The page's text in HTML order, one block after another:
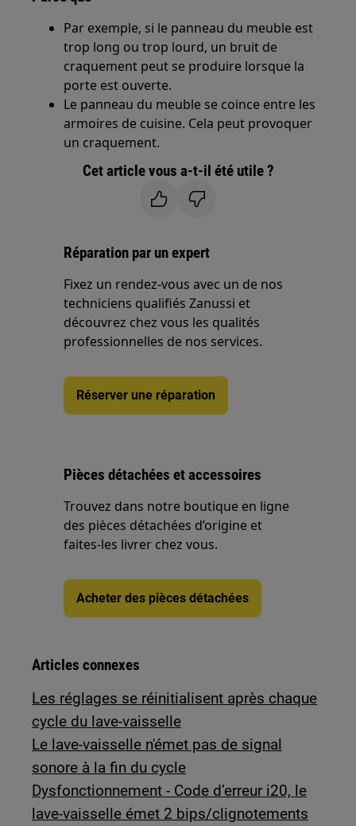
Par exemple, si le panneau du meuble est
trop long ou trop lourd, un bruit de
craquement peut se produire lorsque la
porte est ouverte.
Le panneau du meuble se coince entre les
armoires de cuisine. Cela peut provoquer
un craquement.
Cet article vous a-t-il été utile ?
Réparation par un expert
Fixez un rendez-vous avec un de nos
techniciens qualifiés Zanussi et
découvrez chez vous les qualités
professionnelles de nos services.
Réserver une réparation
Pièces détachées et accessoires
Trouvez dans notre boutique en ligne
des pièces détachées d’origine et
faites-les livrer chez vous.
Acheter des pièces détachées
Articles connexes
Les réglages se réinitialisent après chaque
cycle du lave-vaisselle
Le lave-vaisselle n'émet pas de signal
sonore à la fin du cycle
Dysfonctionnement - Code d’erreur i20, le
lave-vaisselle émet 2 bips/clignotements